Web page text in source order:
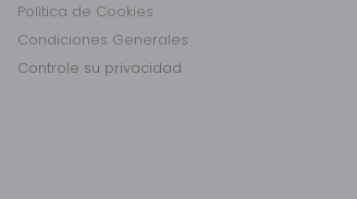
Política de Cookies
Condiciones Generales
Controle su privacidad